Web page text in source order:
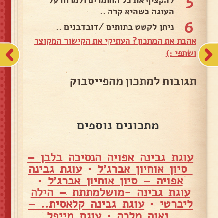
העוגה כשהיא קרה ..
6
ניתן לקשט בתותים /דובדבנים ..
אהבת את המתכון? העתיקי את הקישור המקוצר
ושתפי :)
תגובות למתכון מהפייסבוק
מתכונים נוספים
עוגת גבינה אפויה הנסיכה בלבן –
סיון אוחיון אברג׳ל •עוגת גבינה
אפויה – סיון אוחיון אברג׳ל •
עוגת גבינה -מושלמתתת – הילה
ליברטי •עוגת גבינה קלאסית.. –